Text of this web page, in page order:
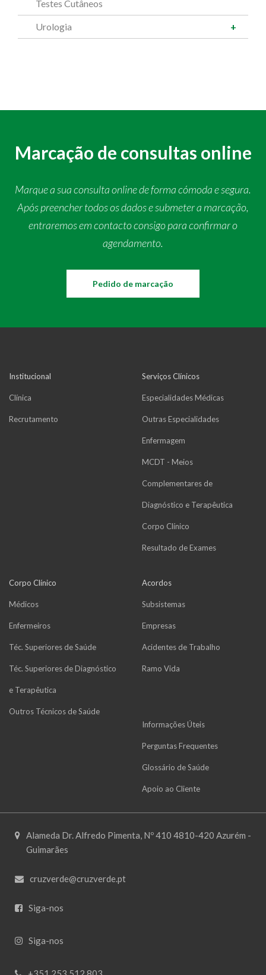
Testes Cutâneos
Urologia
Marcação de consultas online
Marque a sua consulta online de forma cómoda e segura.
Após preencher todos os dados e submeter a marcação,
entraremos em contacto consigo para confirmar o
agendamento.
Pedido de marcação
Institucional
Clínica
Recrutamento
Serviços Clínicos
Especialidades Médicas
Outras Especialidades
Enfermagem
MCDT - Meios
Complementares de
Diagnóstico e Terapêutica
Corpo Clínico
Resultado de Exames
Corpo Clínico
Médicos
Enfermeiros
Téc. Superiores de Saúde
Téc. Superiores de Diagnóstico
e Terapêutica
Outros Técnicos de Saúde
Acordos
Subsistemas
Empresas
Acidentes de Trabalho
Ramo Vida
Informações Úteis
Perguntas Frequentes
Glossário de Saúde
Apoio ao Cliente
Alameda Dr. Alfredo Pimenta, Nº 410 4810-420 Azurém -
Guimarães
cruzverde@cruzverde.pt
Siga-nos
Siga-nos